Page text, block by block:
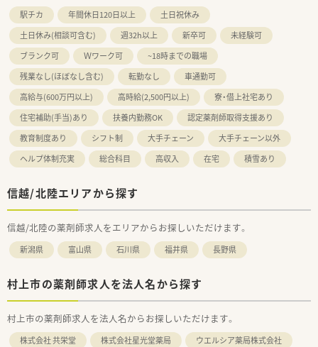
駅チカ 年間休日120日以上
土日祝休み
土日休み(相談可含む)
週32h以上 新卒可
未経験可
ブランク可
Ｗワーク可
~18時までの職場
残業なし(ほぼなし含む)
転勤なし
車通勤可
高給与(600万円以上)
高時給(2,500円以上)
寮・借上社宅あり
住宅補助(手当)あり
扶養内勤務OK
認定薬剤師取得支援あり
教育制度あり
シフト制 大手チェーン
大手チェーン以外
ヘルプ体制充実
総合科目 高収入 在宅 積雪あり
信越/北陸エリアから探す
信越/北陸の薬剤師求人をエリアからお探しいただけます。
新潟県 富山県 石川県 福井県 長野県
村上市の薬剤師求人を法人名から探す
村上市の薬剤師求人を法人名からお探しいただけます。
株式会社 共栄堂 株式会社星光堂薬局
ウエルシア薬局株式会社